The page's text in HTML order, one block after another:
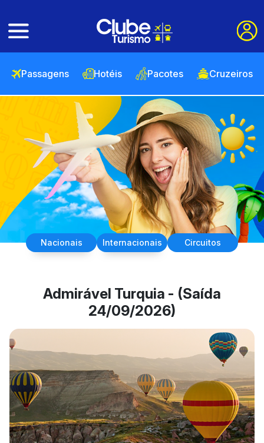
Passagens Hotéis Pacotes Cruzeiros
Nacionais Internacionais Circuitos
Admirável Turquia - (Saída
24/09/2026)